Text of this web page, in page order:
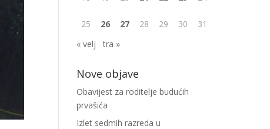
25 26 27 28 29 30
31
« velj
tra »
Nove objave
Obavijest za roditelje budućih
prvašića
Izlet sedmih razreda u